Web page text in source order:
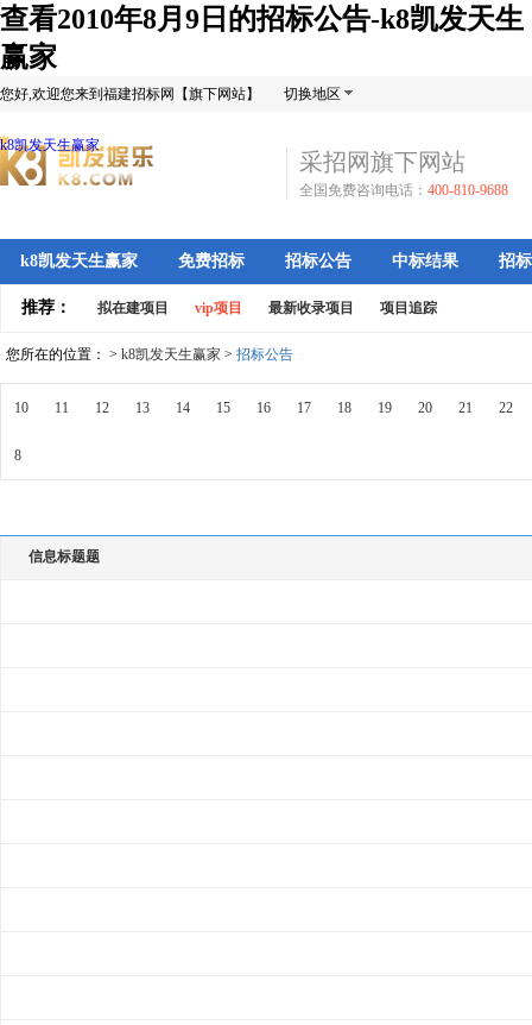
查看2010年8月9日的招标公告-k8凯发天生
赢家
您好,欢迎您来到福建招标网【旗下网站】 切换地区
k8凯发天生赢家
采招网旗下网站
全国免费咨询电话： 400-810-9688
k8凯发天生赢家 免费招标 招标公告 中标结果 招
推荐： 拟在建项目 vip项目 最新收录项目 项目追踪
您所在的位置： > k8凯发天生赢家 > 招标公告
10 11 12 13 14 15 16 17 18 19 20 21 22
8
信息标题题